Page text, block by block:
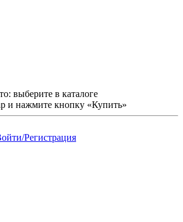
выберите в каталоге
и нажмите кнопку «Купить»
Регистрация